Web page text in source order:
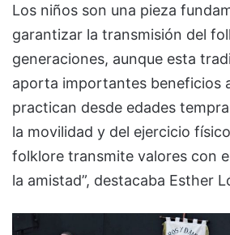
Los niños son una pieza
garantizar la transmisión del
generaciones, aunque esta
aporta importantes beneficios
practican desde edades
la movilidad y del ejercicio
folklore transmite valores con
la amistad”, destacaba Esther